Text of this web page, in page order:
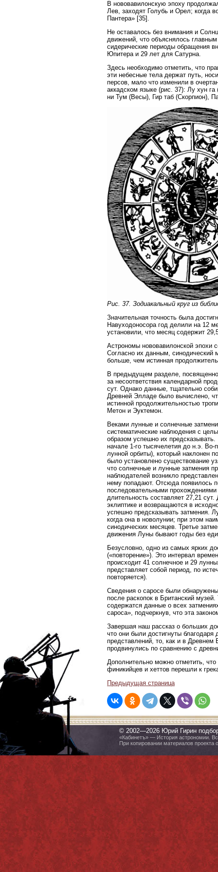
В нововавилонскую эпоху
Лев, заходят Голубь и Орел; когда
Пантера» [35].
Не оставалось без внимания и
движений, что объяснялось
сидерические периоды обращения
Юпитера и 29 лет для Сатурна.
Здесь необходимо отметить, что
эти небесные тела держат путь,
персов, мало что изменили в
аккадском языке (рис. 37): Лу хун
ни Тум (Весы), Гир таб (Скорпион),
Рис. 37. Зодиакальный круг из
Значительная точность была
Навуходоносора год делили на 12
установили, что месяц содержит
Астрономы нововавилонской эпохи
Согласно их данным, синодический
больше, чем истинная
В предыдущем разделе,
за несоответствия календарной
сут. Однако данные, тщательно
Древней Элладе было вычислено,
истинной продолжительностью
Метон и Эуктемон.
Веками лунные и солнечные
систематические наблюдения с
образом успешно их
начале 1-го тысячелетия до н.э. Во-
лунной орбиты), который наклонен
было установлено существование
что солнечные и лунные затмения
наблюдателей возникло
нему попадают. Отсюда появилось
последовательными
длительность составляет 27,21
эклиптике и возвращаются в
успешно предсказывать затмения.
когда она в новолунии; при этом
синодических месяцев. Третье
движения Луны бывают годы без
Безусловно, одно из самых ярких
(«повторение»). Это интервал
происходит 41 солнечное и 29
представляет собой период, по
повторяется).
Сведения о саросе были
после раскопок в Британский
содержатся данные о всех
сароса», подчеркнув, что эта
Завершая наш рассказ о больших
что они были достигнуты
представлений, то, как и в Древнем
продвинулись по сравнению с
Дополнительно можно отметить,
финикийцев и хеттов перешли к
Предыдущая страница
© 2002—2026 Юрий Гирин
«Кабинетъ» — История астрономии.
При копировании материалов проекта